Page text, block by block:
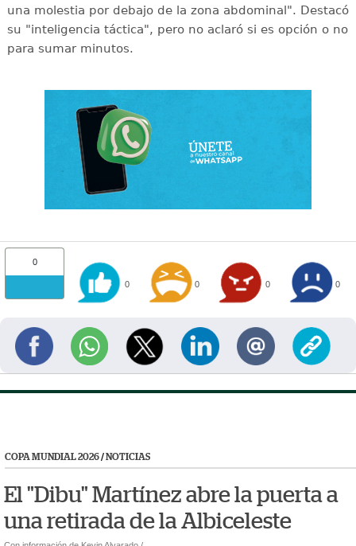
una molestia por debajo de la zona abdominal". Destacó
su "inteligencia táctica", pero no aclaró si es opción o no
para sumar minutos.
0
0 0 0 0
COPA MUNDIAL 2026/ NOTICIAS
El "Dibu" Martínez abre la puerta a
una retirada de la Albiceleste